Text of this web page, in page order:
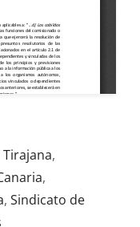
,
,
, Sindicato de